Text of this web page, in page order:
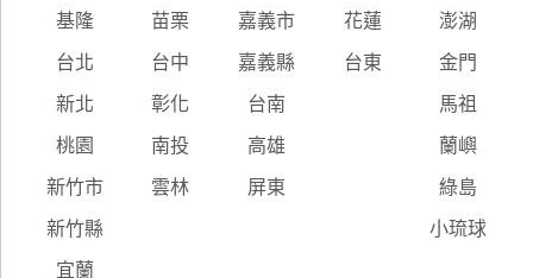
基隆 苗栗 嘉義市 花蓮 澎湖
台北 台中 嘉義縣 台東 金門
新北 彰化 台南 馬祖
桃園 南投 高雄 蘭嶼
新竹市 雲林 屏東 綠島
新竹縣 小琉球
宜蘭